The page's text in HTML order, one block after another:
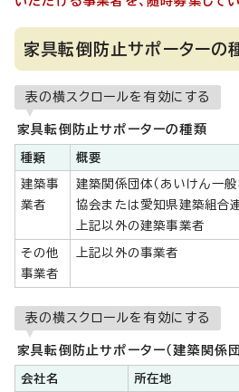
家具転倒防止サポーターの
表の横スクロールを有効にする
家具転倒防止サポーターの種類
種類 概要
建築事
業者
建築関係団体（あいけん一
協会または愛知県建築組合連
上記以外の建築事業者
その他
事業者
上記以外の事業者
表の横スクロールを有効にする
家具転倒防止サポーター（建築関係団
会社名 所在地